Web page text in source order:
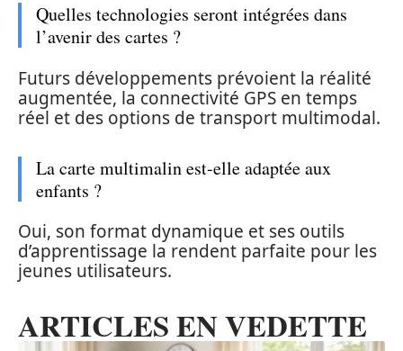
Quelles technologies seront intégrées dans
l’avenir des cartes ?
Futurs développements prévoient la réalité
augmentée, la connectivité GPS en temps
réel et des options de transport multimodal.
La carte multimalin est-elle adaptée aux
enfants ?
Oui, son format dynamique et ses outils
d’apprentissage la rendent parfaite pour les
jeunes utilisateurs.
ARTICLES EN VEDETTE